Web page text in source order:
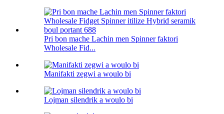
Pri bon mache Lachin men Spinner faktori
Wholesale Fid...
Manifakti zegwi a woulo bi
Lojman silendrik a woulo bi